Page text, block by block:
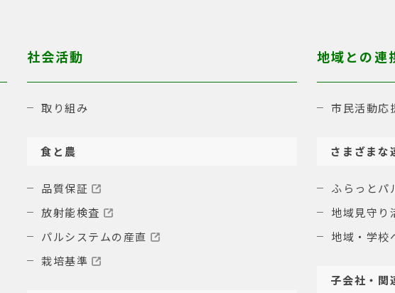
社会活動
取り組み
食と農
品質保証
放射能検査
パルシステムの産直
栽培基準
地域との連
市民活動応
さまざまな
ふらっとパ
地域見守り
地域・学校
子会社・関